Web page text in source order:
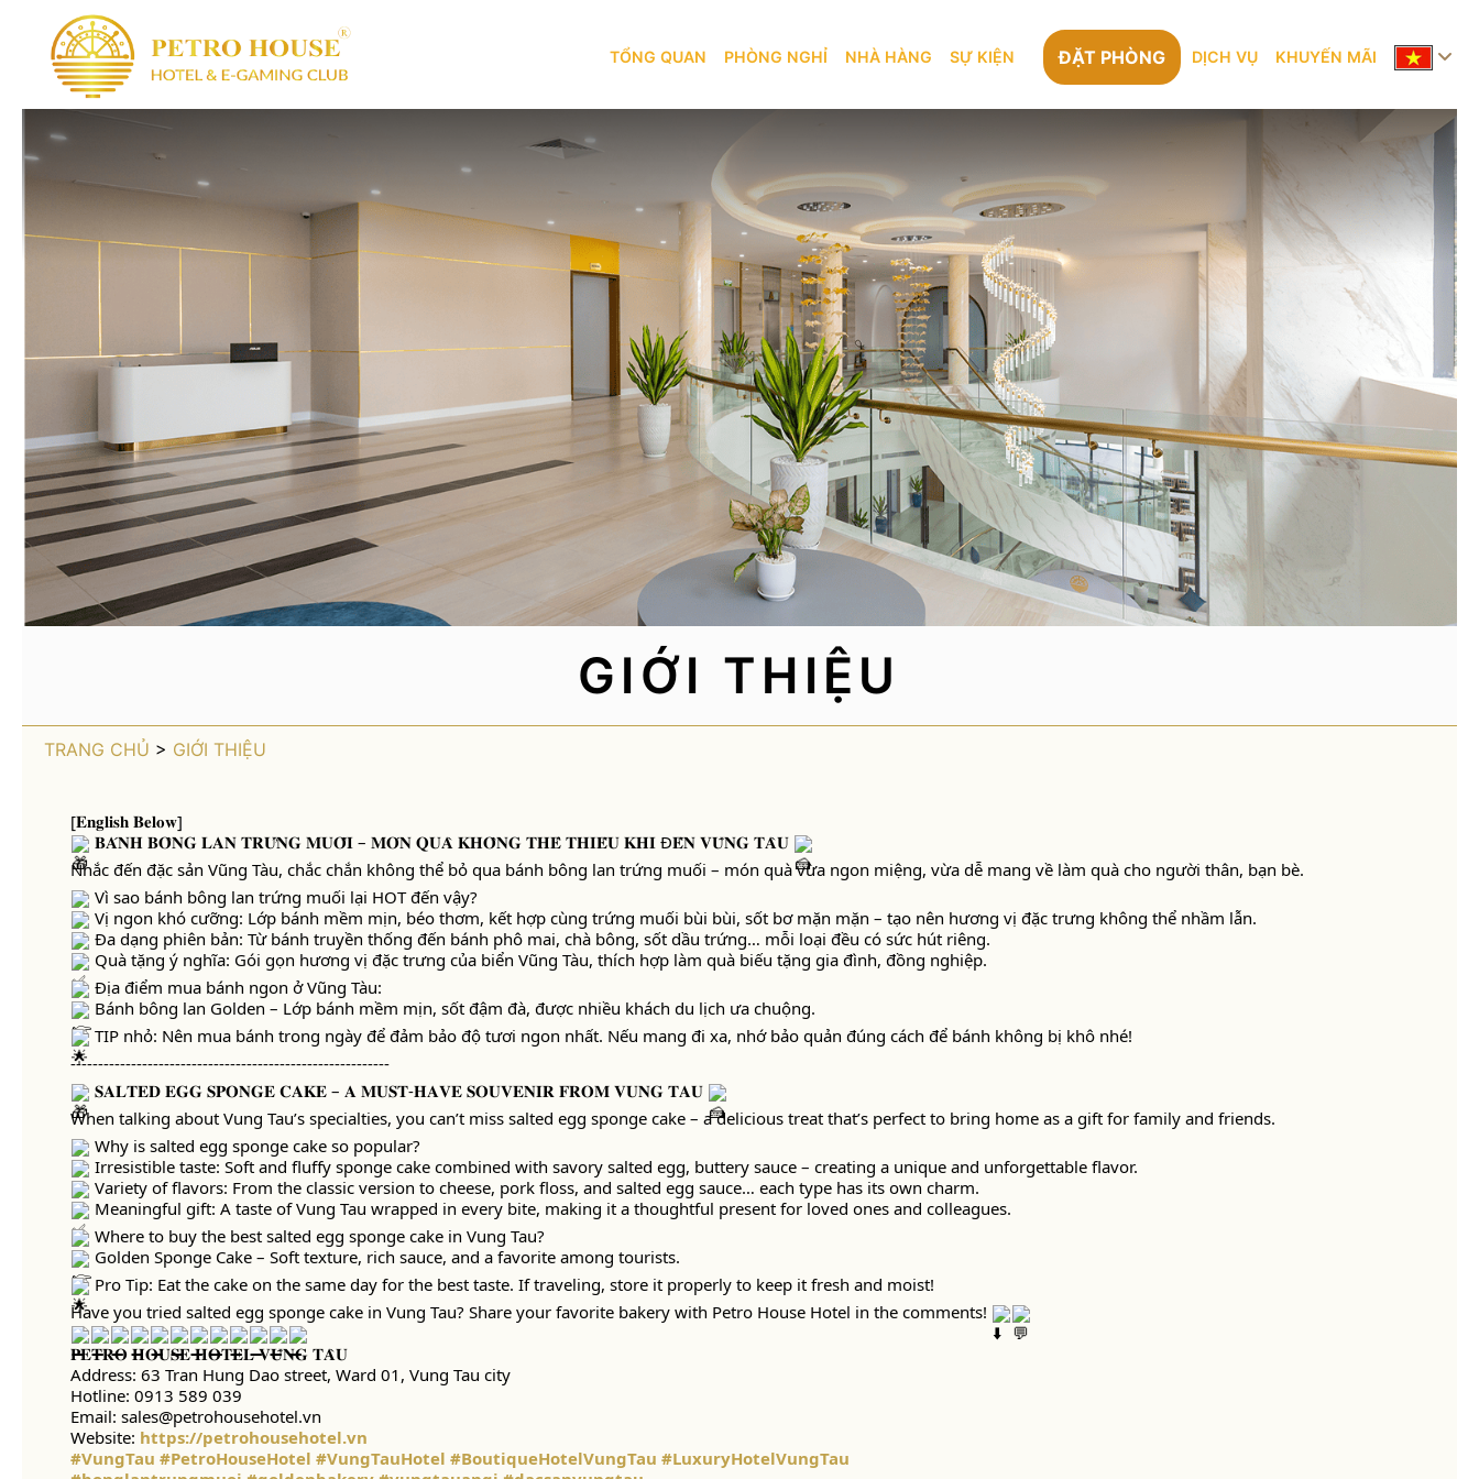
TỔNG QUAN PHÒNG NGHỈ NHÀ HÀNG SỰ KIỆN ĐẶT PHÒNG DỊCH VỤ KHUYẾN MÃI
GIỚI THIỆU
TRANG CHỦ > GIỚI THIỆU
[𝐄𝐧𝐠𝐥𝐢𝐬𝐡 𝐁𝐞𝐥𝐨𝐰]
𝐁𝐀́𝐍𝐇 𝐁𝐎̂𝐍𝐆 𝐋𝐀𝐍 𝐓𝐑𝐔̛́𝐍𝐆 𝐌𝐔𝐎̂́𝐈 – 𝐌𝐎́𝐍 𝐐𝐔𝐀̀ 𝐊𝐇𝐎̂𝐍𝐆 𝐓𝐇𝐄̂̉ 𝐓𝐇𝐈𝐄̂́𝐔 𝐊𝐇𝐈 Đ𝐄̂́𝐍 𝐕𝐔̃𝐍𝐆 𝐓𝐀̀𝐔
Nhắc đến đặc sản Vũng Tàu, chắc chắn không thể bỏ qua bánh bông lan trứng muối – món quà vừa ngon miệng, vừa dễ mang về làm quà cho người thân, bạn bè.
Vì sao bánh bông lan trứng muối lại HOT đến vậy?
Vị ngon khó cưỡng: Lớp bánh mềm mịn, béo thơm, kết hợp cùng trứng muối bùi bùi, sốt bơ mặn mặn – tạo nên hương vị đặc trưng không thể nhầm lẫn.
Đa dạng phiên bản: Từ bánh truyền thống đến bánh phô mai, chà bông, sốt dầu trứng… mỗi loại đều có sức hút riêng.
Quà tặng ý nghĩa: Gói gọn hương vị đặc trưng của biển Vũng Tàu, thích hợp làm quà biếu tặng gia đình, đồng nghiệp.
Địa điểm mua bánh ngon ở Vũng Tàu:
Bánh bông lan Golden – Lớp bánh mềm mịn, sốt đậm đà, được nhiều khách du lịch ưa chuộng.
TIP nhỏ: Nên mua bánh trong ngày để đảm bảo độ tươi ngon nhất. Nếu mang đi xa, nhớ bảo quản đúng cách để bánh không bị khô nhé!
----------------------------------------------------------
𝐒𝐀𝐋𝐓𝐄𝐃 𝐄𝐆𝐆 𝐒𝐏𝐎𝐍𝐆𝐄 𝐂𝐀𝐊𝐄 – 𝐀 𝐌𝐔𝐒𝐓-𝐇𝐀𝐕𝐄 𝐒𝐎𝐔𝐕𝐄𝐍𝐈𝐑 𝐅𝐑𝐎𝐌 𝐕𝐔𝐍𝐆 𝐓𝐀𝐔
When talking about Vung Tau’s specialties, you can’t miss salted egg sponge cake – a delicious treat that’s perfect to bring home as a gift for family and friends.
Why is salted egg sponge cake so popular?
Irresistible taste: Soft and fluffy sponge cake combined with savory salted egg, buttery sauce – creating a unique and unforgettable flavor.
Variety of flavors: From the classic version to cheese, pork floss, and salted egg sauce… each type has its own charm.
Meaningful gift: A taste of Vung Tau wrapped in every bite, making it a thoughtful present for loved ones and colleagues.
Where to buy the best salted egg sponge cake in Vung Tau?
Golden Sponge Cake – Soft texture, rich sauce, and a favorite among tourists.
Pro Tip: Eat the cake on the same day for the best taste. If traveling, store it properly to keep it fresh and moist!
Have you tried salted egg sponge cake in Vung Tau? Share your favorite bakery with Petro House Hotel in the comments!
𝐏𝐄𝐓𝐑𝐎 𝐇𝐎𝐔𝐒𝐄 𝐇𝐎𝐓𝐄𝐋 𝐕𝐔̃𝐍𝐆 𝐓𝐀̀𝐔
Address: 63 Tran Hung Dao street, Ward 01, Vung Tau city
Hotline: 0913 589 039
Email: sales@petrohousehotel.vn
Website: https://petrohousehotel.vn
#VungTau #PetroHouseHotel #VungTauHotel #BoutiqueHotelVungTau #LuxuryHotelVungTau
KHÁM PHÁ
PHÒNG NGHỈ
BASIL RESTAURANT
SAMBAL BEER
SỰ KIỆN
DỊCH VỤ
CÂU LẠC BỘ TRÒ CHƠI MONACO CLUB
KHUYẾN MÃI
GIỚI THIỆU
BLOG
LIÊN HỆ
TUYỂN DỤNG